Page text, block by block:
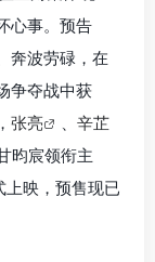
心事。预告
奔波劳碌，在
争夺战中获
张亮 、 辛芷
昀宸领衔主
映，预售现已